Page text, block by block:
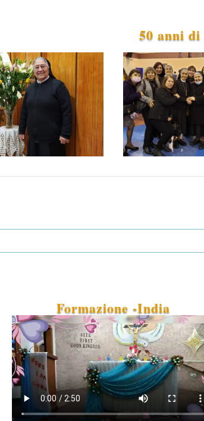
50 anni
Formazione -India